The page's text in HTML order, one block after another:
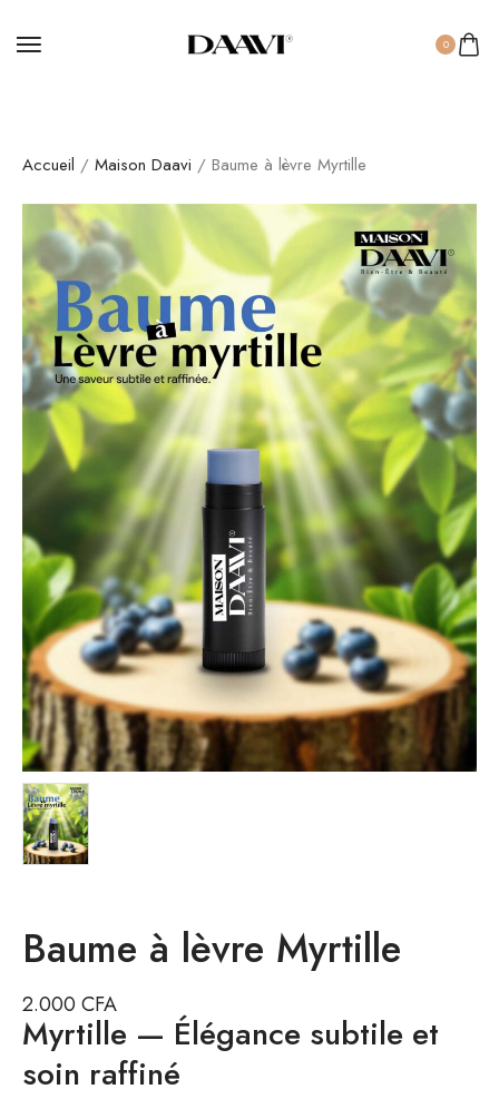
0
Accueil / Maison Daavi / Baume à lèvre Myrtille
Baume à lèvre Myrtille
2.000 CFA
Myrtille — Élégance subtile et
soin raffiné